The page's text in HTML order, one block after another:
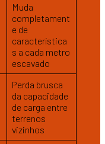
Muda
completament
e de
característica
s a cada metro
escavado
Perda brusca
da capacidade
de carga entre
terrenos
vizinhos